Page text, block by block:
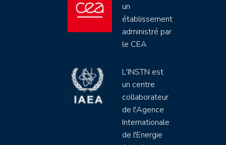
un
établissement
administré par
le CEA
L'INSTN est
un centre
collaborateur
de l'Agence
Internationale
de l'Energie